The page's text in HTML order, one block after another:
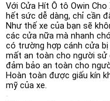
Với Cửa Hít Ô tô Owin
hết sức dễ dàng, chỉ cần
Như thế xe của bạn sẽ
các cửa nữa mà nhanh
có trường hợp cánh cửa bị
mất an toàn cho người sử
đảm bảo an toàn cho
Hoàn toàn được giấu kín
mỹ của xe.